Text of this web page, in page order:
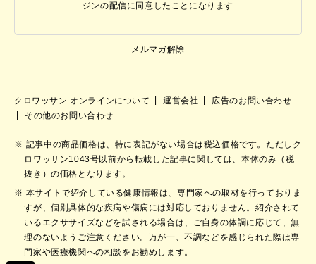
ジンの配信に同意したことになります
メルマガ解除
クロワッサン オンラインについて 運営会社
広告のお問い合わせ
その他のお問い合わせ
記事中の商品価格は、特に表記がない場合は税込価格です。ただしク
ロワッサン1043号以前から転載した記事に関しては、本体のみ（税
抜き）の価格となります。
本サイトで紹介している健康情報は、専門家への取材を行っておりま
すが、個別具体的な疾病や傷病には対応しておりません。紹介されて
いるエクササイズなどを試される場合は、ご自身の体調に応じて、無
理のないようご注意ください。万が一、不調などを感じられた際は専
門家や医療機関への相談をお勧めします。